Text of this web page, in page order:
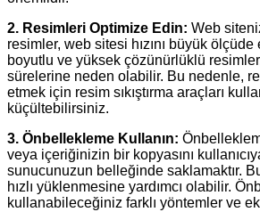
2. Resimleri Optimize Edin: Web
resimler, web sitesi hızını büyük
boyutlu ve yüksek çözünürlüklü
sürelerine neden olabilir. Bu nedenle,
etmek için resim sıkıştırma araçları
küçültebilirsiniz.
3. Önbellekleme Kullanın:
veya içeriğinizin bir kopyasını
sunucunuzun belleğinde saklamaktır.
hızlı yüklenmesine yardımcı olabilir.
kullanabileceğiniz farklı yöntemler ve